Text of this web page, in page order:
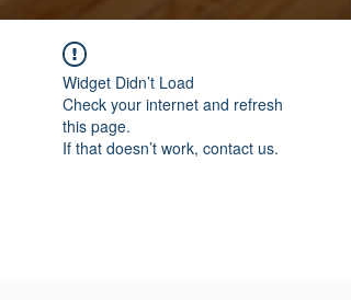
Widget Didn’t Load
Check your internet and refresh
this page.
If that doesn’t work, contact us.